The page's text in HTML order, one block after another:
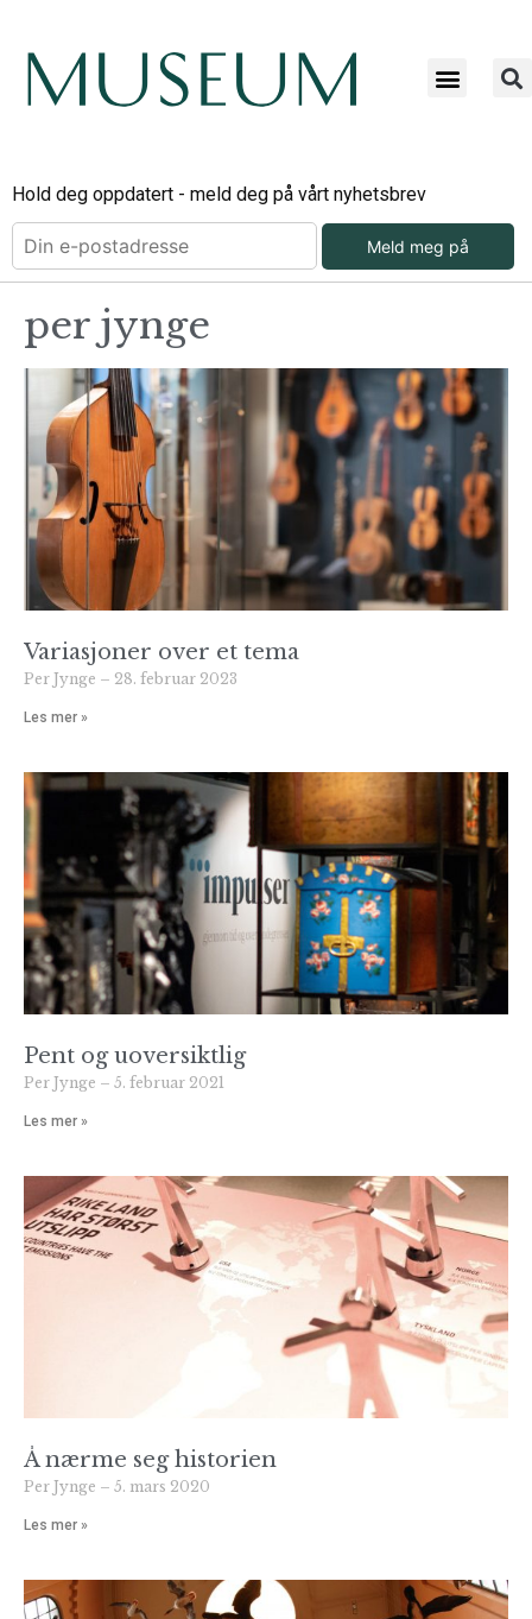
Hold deg oppdatert - meld deg på vårt nyhetsbrev
Meld meg på
per jynge
Variasjoner over et tema
Per Jynge 28. februar 2023
Les mer »
Pent og uoversiktlig
Per Jynge 5. februar 2021
Les mer »
Å nærme seg historien
Per Jynge 5. mars 2020
Les mer »